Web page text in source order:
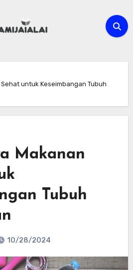
untuk Keseimbangan Tubuh
Makanan
Tubuh
10/28/2024